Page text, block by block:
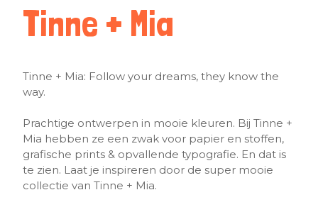
Tinne + Mia
Tinne + Mia: Follow your dreams, they know the
way.
Prachtige ontwerpen in mooie kleuren. Bij Tinne +
Mia hebben ze een zwak voor papier en stoffen,
grafische prints & opvallende typografie. En dat is
te zien. Laat je inspireren door de super mooie
collectie van Tinne + Mia.